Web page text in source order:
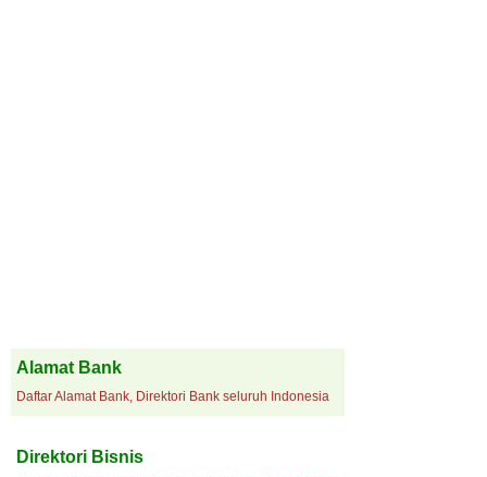
Alamat Bank
Daftar Alamat Bank, Direktori Bank seluruh Indonesia
Direktori Bisnis